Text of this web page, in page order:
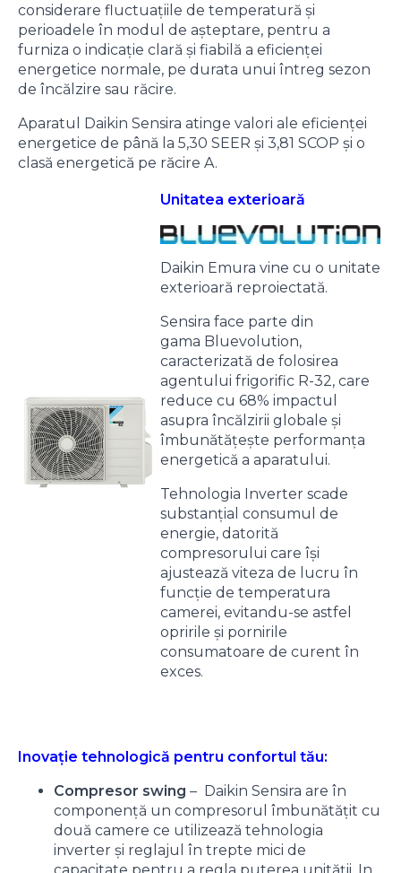
considerare fluctuațiile de temperatură și
perioadele în modul de aşteptare, pentru a
furniza o indicație clară şi fiabilă a eficienței
energetice normale, pe durata unui întreg sezon
de încălzire sau răcire.
Aparatul Daikin Sensira atinge valori ale eficienței
energetice de până la 5,30 SEER și 3,81 SCOP și o
clasă energetică pe răcire A.
Unitatea exterioară
Daikin Emura vine cu o unitate
exterioară reproiectată.
Sensira face parte din
gama Bluevolution,
caracterizată de folosirea
agentului frigorific R-32, care
reduce cu 68% impactul
asupra încălzirii globale și
îmbunătățește performanța
energetică a aparatului.
Tehnologia Inverter scade
substanțial consumul de
energie, datorită
compresorului care își
ajustează viteza de lucru în
funcție de temperatura
camerei, evitandu-se astfel
opririle și pornirile
consumatoare de curent în
exces.
Inovație tehnologică pentru confortul tău:
Compresor swing – Daikin Sensira are în
componență un compresorul îmbunătățit cu
două camere ce utilizează tehnologia
inverter și reglajul în trepte mici de
capacitate pentru a regla puterea unității. In